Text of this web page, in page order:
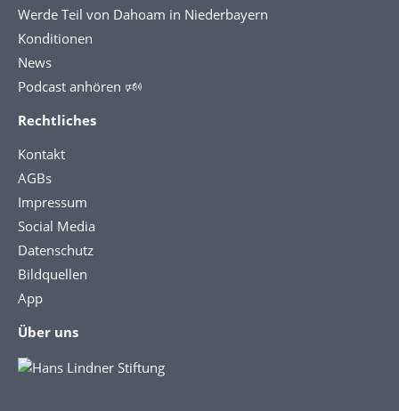
Werde Teil von Dahoam in Niederbayern
Konditionen
News
Podcast anhören 🕬
Rechtliches
Kontakt
AGBs
Impressum
Social Media
Datenschutz
Bildquellen
App
Über uns